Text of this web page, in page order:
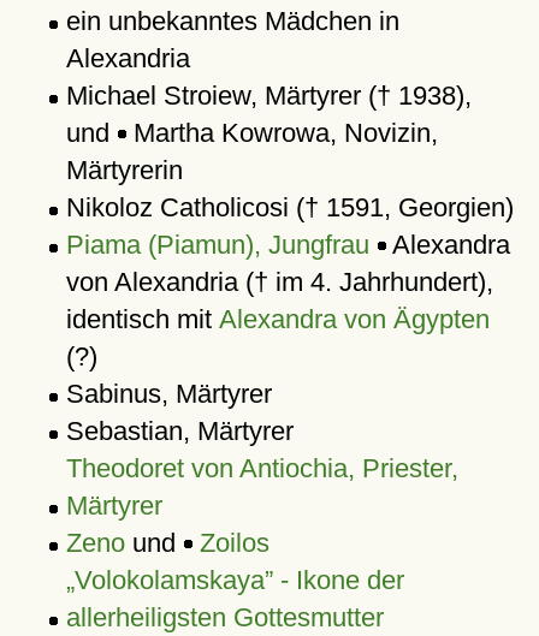
ein unbekanntes Mädchen in
Alexandria
Michael Stroiew, Märtyrer († 1938),
und Martha Kowrowa, Novizin,
Märtyrerin
Nikoloz Catholicosi († 1591, Georgien)
Piama (Piamun), Jungfrau Alexandra
von Alexandria († im 4. Jahrhundert),
identisch mit Alexandra von Ägypten
(?)
Sabinus, Märtyrer
Sebastian, Märtyrer
Theodoret von Antiochia, Priester,
Märtyrer
Zenound
Zoilos
Volokolamskaya - Ikone der
allerheiligsten Gottesmutter